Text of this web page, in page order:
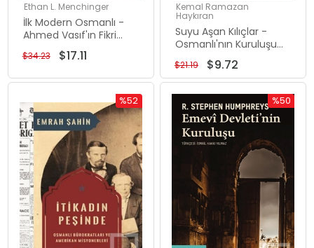
Ethan L. Menchinger
İlk Modern Osmanlı -
Ahmed Vasıf'ın Fikri
Gelişimi$17.11
$34.23
Kemal Ramazan
Haykıran
Suyu Aşan Kılıçlar -
Osmanlı'nın Kuruluşu
ve Rumeli'nin Fethinde
Rol Oynayan Devlet
Adamları
$9.72
$21.19
%52
İndirim
%52İndirim
%50
İndirim